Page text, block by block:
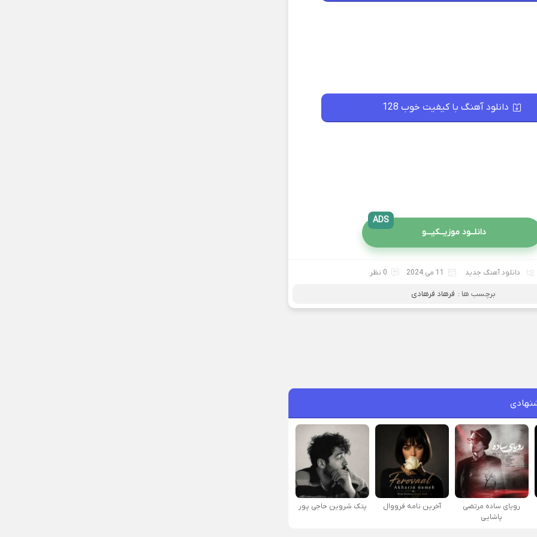
دانلود آهنگ با کیفیت خوب 128
دانلــود موزیــکیـــو
ADS
دانلود آهنگ جدید 11 می 2024 0 نظر
برچسب ها : فرهاد فرهادی
رویای ساده مرتضی
پاشایی
آخرین نامه فرووال پتک شروین حاجی پور